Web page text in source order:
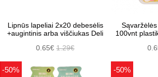
Lipnūs lapeliai 2x20 debesėlis
+augintinis arba viščiukas Deli
0.65€ 1.29€
100vnt
-50% -50%